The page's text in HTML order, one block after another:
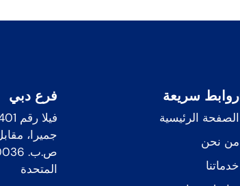
روابط سريعة
الصفحة الرئيسية
من نحن
خدماتنا
فرع دبي
جميرا،
المتحدة